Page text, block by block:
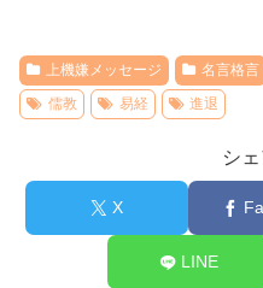
上機嫌メッセージ 名言格言
儒教
易経 進退
シ
X
LINE